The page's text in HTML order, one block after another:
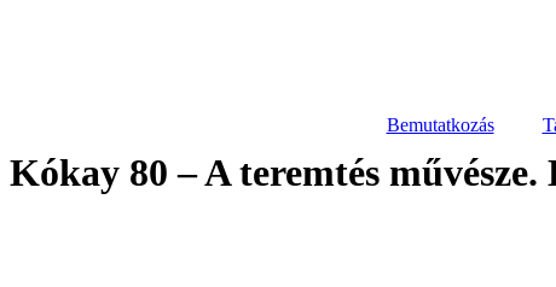
Bemutatkozás
Kókay 80 – A teremtés